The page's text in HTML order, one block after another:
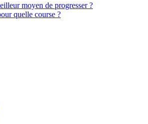
moyen de progresser ?
quelle course ?